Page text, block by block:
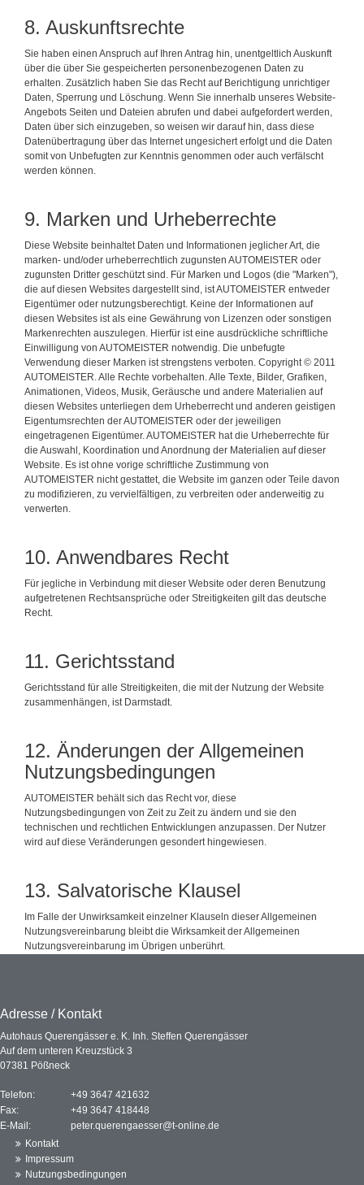
8. Auskunftsrechte
Sie haben einen Anspruch auf Ihren Antrag hin, unentgeltlich Auskunft
über die über Sie gespeicherten personenbezogenen Daten zu
erhalten. Zusätzlich haben Sie das Recht auf Berichtigung unrichtiger
Daten, Sperrung und Löschung. Wenn Sie innerhalb unseres Website-
Angebots Seiten und Dateien abrufen und dabei aufgefordert werden,
Daten über sich einzugeben, so weisen wir darauf hin, dass diese
Datenübertragung über das Internet ungesichert erfolgt und die Daten
somit von Unbefugten zur Kenntnis genommen oder auch verfälscht
werden können.
9. Marken und Urheberrechte
Diese Website beinhaltet Daten und Informationen jeglicher Art, die
marken- und/oder urheberrechtlich zugunsten AUTOMEISTER oder
zugunsten Dritter geschützt sind. Für Marken und Logos (die "Marken"),
die auf diesen Websites dargestellt sind, ist AUTOMEISTER entweder
Eigentümer oder nutzungsberechtigt. Keine der Informationen auf
diesen Websites ist als eine Gewährung von Lizenzen oder sonstigen
Markenrechten auszulegen. Hierfür ist eine ausdrückliche schriftliche
Einwilligung von AUTOMEISTER notwendig. Die unbefugte
Verwendung dieser Marken ist strengstens verboten. Copyright © 2011
AUTOMEISTER. Alle Rechte vorbehalten. Alle Texte, Bilder, Grafiken,
Animationen, Videos, Musik, Geräusche und andere Materialien auf
diesen Websites unterliegen dem Urheberrecht und anderen geistigen
Eigentumsrechten der AUTOMEISTER oder der jeweiligen
eingetragenen Eigentümer. AUTOMEISTER hat die Urheberrechte für
die Auswahl, Koordination und Anordnung der Materialien auf dieser
Website. Es ist ohne vorige schriftliche Zustimmung von
AUTOMEISTER nicht gestattet, die Website im ganzen oder Teile davon
zu modifizieren, zu vervielfältigen, zu verbreiten oder anderweitig zu
verwerten.
10. Anwendbares Recht
Für jegliche in Verbindung mit dieser Website oder deren Benutzung
aufgetretenen Rechtsansprüche oder Streitigkeiten gilt das deutsche
Recht.
11. Gerichtsstand
Gerichtsstand für alle Streitigkeiten, die mit der Nutzung der Website
zusammenhängen, ist Darmstadt.
12. Änderungen der Allgemeinen
Nutzungsbedingungen
AUTOMEISTER behält sich das Recht vor, diese
Nutzungsbedingungen von Zeit zu Zeit zu ändern und sie den
technischen und rechtlichen Entwicklungen anzupassen. Der Nutzer
wird auf diese Veränderungen gesondert hingewiesen.
13. Salvatorische Klausel
Im Falle der Unwirksamkeit einzelner Klauseln dieser Allgemeinen
Nutzungsvereinbarung bleibt die Wirksamkeit der Allgemeinen
Nutzungsvereinbarung im Übrigen unberührt.
Adresse / Kontakt
Autohaus Querengässer e. K. Inh. Steffen Querengässer
Auf dem unteren Kreuzstück 3
07381 Pößneck
Telefon:
+49 3647 421632
Fax:
+49 3647 418448
E-Mail:
peter.querengaesser@t-online.de
Kontakt
Impressum
Nutzungsbedingungen